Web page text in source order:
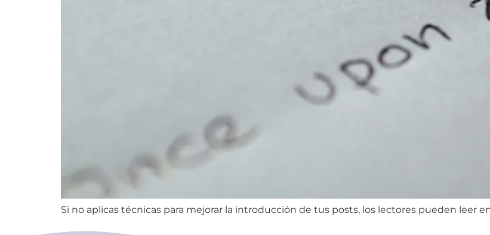
Si no aplicas técnicas para mejorar la introducción de tus posts, los lectores pueden leer